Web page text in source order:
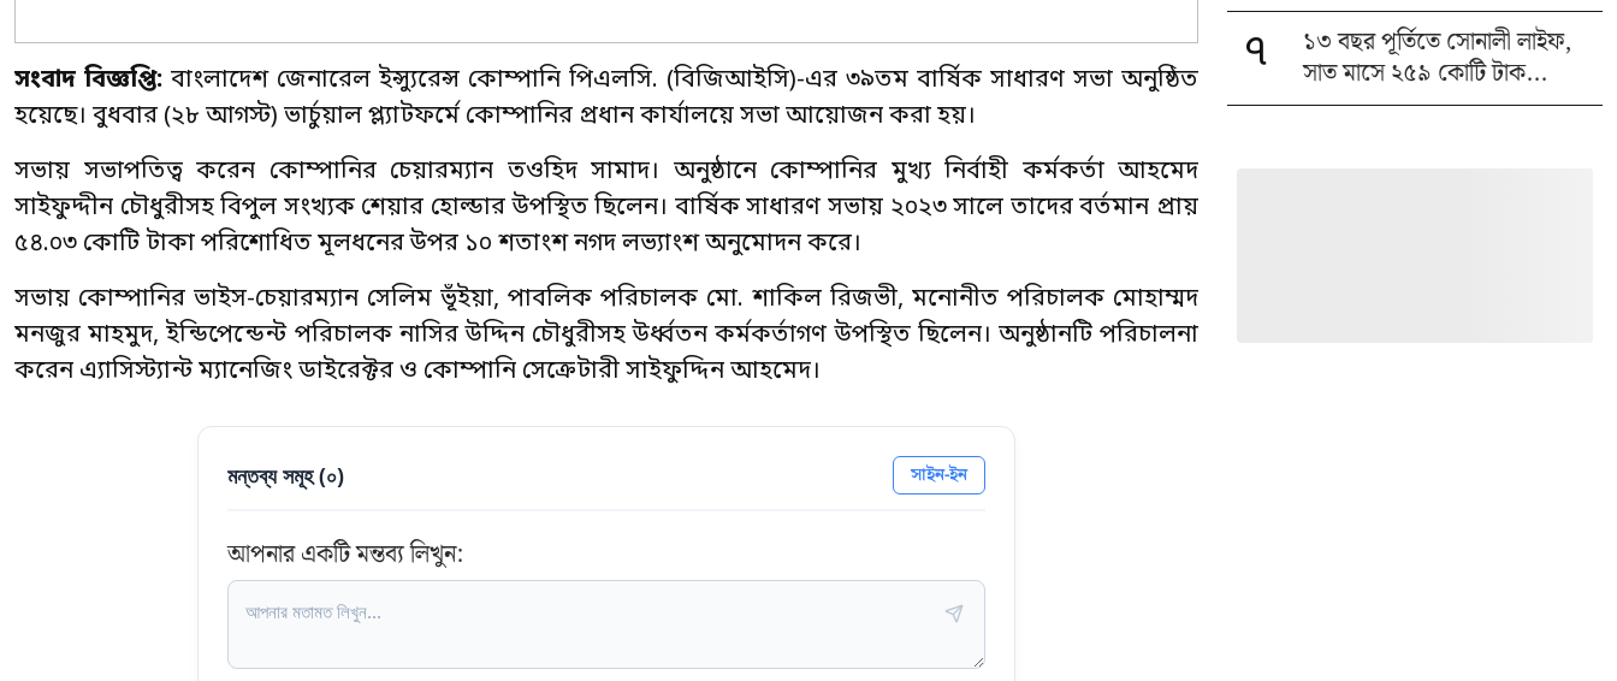
সংবাদ বিজ্ঞপ্তি: বাংলাদেশ জেনারেল ইন্স্যুরেন্স কোম্পানি পিএলসি. (বিজিআইসি)-এর ৩৯তম বার্ষিক সাধারণ সভা অনুষ্ঠিত
হয়েছে। বুধবার (২৮ আগস্ট) ভার্চুয়াল প্ল্যাটফর্মে কোম্পানির প্রধান কার্যালয়ে সভা আয়োজন করা হয়।
সভায় সভাপতিত্ব করেন কোম্পানির চেয়ারম্যান তওহিদ সামাদ। অনুষ্ঠানে কোম্পানির মুখ্য নির্বাহী কর্মকর্তা আহমেদ
সাইফুদ্দীন চৌধুরীসহ বিপুল সংখ্যক শেয়ার হোল্ডার উপস্থিত ছিলেন। বার্ষিক সাধারণ সভায় ২০২৩ সালে তাদের বর্তমান প্রায়
৫৪.০৩ কোটি টাকা পরিশোধিত মূলধনের উপর ১০ শতাংশ নগদ লভ্যাংশ অনুমোদন করে।
সভায় কোম্পানির ভাইস-চেয়ারম্যান সেলিম ভূঁইয়া, পাবলিক পরিচালক মো. শাকিল রিজভী, মনোনীত পরিচালক মোহাম্মদ
মনজুর মাহমুদ, ইন্ডিপেন্ডেন্ট পরিচালক নাসির উদ্দিন চৌধুরীসহ উর্ধ্বতন কর্মকর্তাগণ উপস্থিত ছিলেন। অনুষ্ঠানটি পরিচালনা
করেন এ্যাসিস্ট্যান্ট ম্যানেজিং ডাইরেক্টর ও কোম্পানি সেক্রেটারী সাইফুদ্দিন আহমেদ।
মন্তব্য সমূহ (০) সাইন-ইন
আপনার একটি মন্তব্য লিখুন:
৭
১৩ বছর পূর্তিতে সোনালী লাইফ,
সাত মাসে ২৫৯ কোটি টাক...